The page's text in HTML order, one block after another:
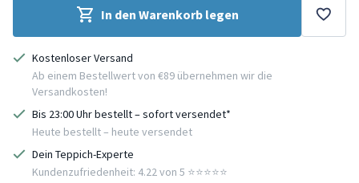
In den Warenkorb legen
Kostenloser Versand
Ab einem Bestellwert von €89 übernehmen wir die
Versandkosten!
Bis 23:00 Uhr bestellt – sofort versendet*
Heute bestellt – heute versendet
Dein Teppich-Experte
Kundenzufriedenheit: 4.22 von 5 ⭐️⭐️⭐️⭐️⭐️